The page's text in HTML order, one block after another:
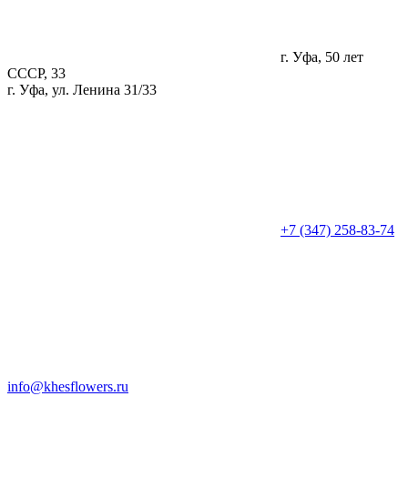
г. Уфа, 50 лет
СССР, 33
г. Уфа, ул. Ленина 31/33
+7 (347) 258-83-74
info@khesflowers.ru